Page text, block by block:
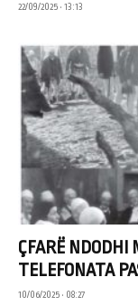
22/09/2025 • 13:13
ÇFARË NDODHI
TELEFONATA
10/06/2025 • 08:27